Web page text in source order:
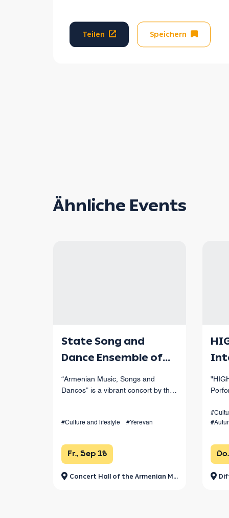
Teilen Speichern
Ähnliche Events
State Song and
Dance Ensemble of
Armenia Concert on
September 18
“Armenian Music, Songs and
Dances” is a vibrant concert by the
works of Armenian musical heritage
#Culture and lifestyle #Yerevan
Fr., Sep 18
Concert Hall of the Armenian Musical Society
to
world